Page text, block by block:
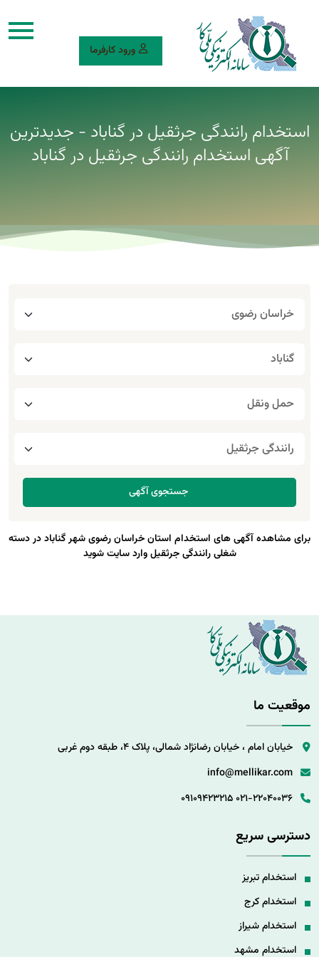
ورود کارفرما
استخدام رانندگی جرثقیل در گناباد - جدیدترین
آگهی استخدام رانندگی جرثقیل در گناباد
برای مشاهده آگهی های استخدام استان خراسان رضوی شهر گناباد در دسته
شغلی رانندگی جرثقیل وارد سایت شوید
موقعیت ما
خیابان امام ، خیابان رضانژاد شمالی، پلاک 4، طبقه دوم غربی
info@mellikar.com
021-22040036
09109423215
دسترسی سریع
استخدام تبریز
استخدام کرج
استخدام شیراز
استخدام مشهد